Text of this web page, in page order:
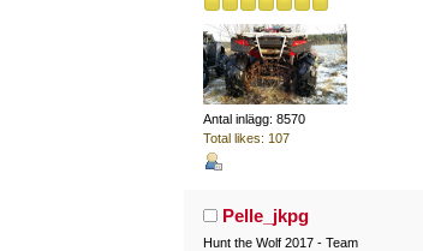
Antal inlägg: 8570
Total likes: 107
Pelle_jkpg
Hunt the Wolf 2017 - Team